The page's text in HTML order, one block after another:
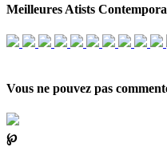
Meilleures Atists
Vous ne pouvez pas
℘